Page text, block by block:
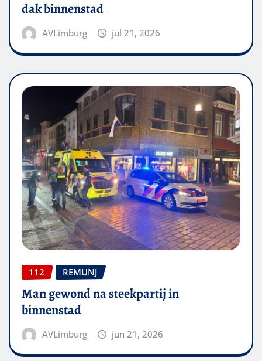
dak binnenstad
AVLimburg jul 21, 2026
112 REMUNJ
Man gewond na steekpartij in
binnenstad
AVLimburg jun 21, 2026